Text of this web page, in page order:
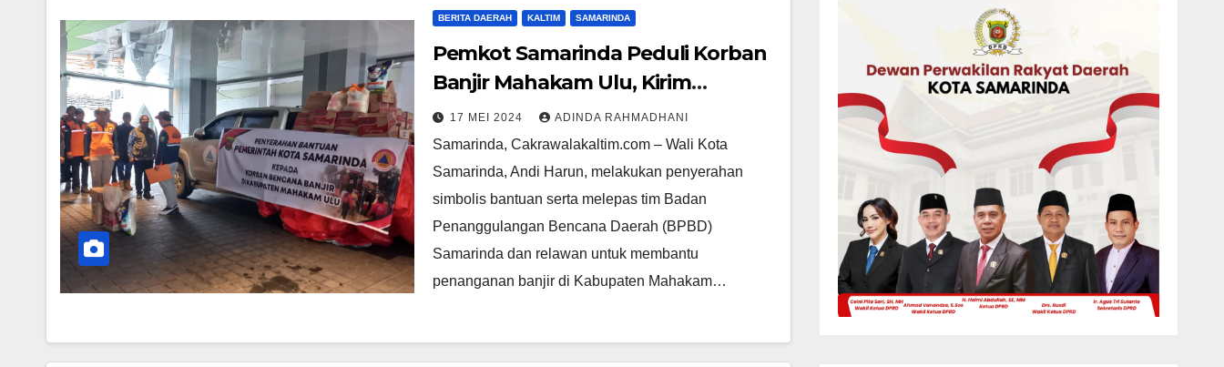
BERITA DAERAH KALTIM SAMARINDA
Pemkot Samarinda Peduli Korban
Banjir Mahakam Ulu, Kirim
Bantuan dan Tim BPBD
17 MEI 2024 ADINDA RAHMADHANI
Samarinda, Cakrawalakaltim.com – Wali Kota
Samarinda, Andi Harun, melakukan penyerahan
simbolis bantuan serta melepas tim Badan
Penanggulangan Bencana Daerah (BPBD)
Samarinda dan relawan untuk membantu
penanganan banjir di Kabupaten Mahakam…